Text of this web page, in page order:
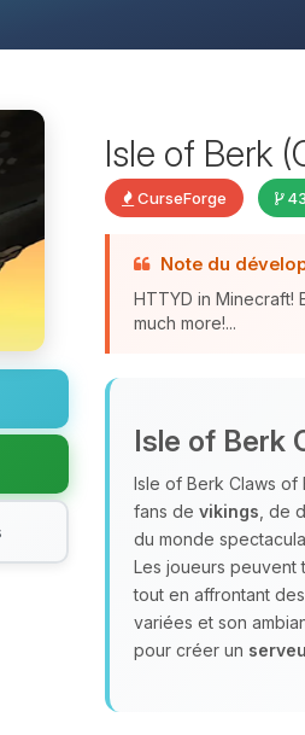
Isle of Berk
CurseForge
Note du
HTTYD in Minecraft!
much more!...
Isle of Berk
Isle of Berk Claws of
fans de vikings , de
du monde
Les joueurs peuvent
tout en affrontant
variées et son
pour créer un